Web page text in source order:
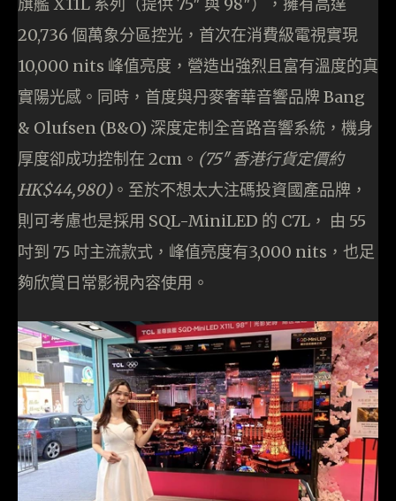
旗艦 X11L 系列（提供 75″ 與 98″），擁有高達
20,736 個萬象分區控光，首次在消費級電視實現
10,000 nits 峰值亮度，營造出強烈且富有溫度的真
實陽光感。同時，首度與丹麥奢華音響品牌 Bang
& Olufsen (B&O) 深度定制全音路音響系統，機身
厚度卻成功控制在 2cm。 (75″ 香港行貨定價約
HK$44,980)。至於不想太大注碼投資國產品牌，
則可考慮也是採用 SQL-MiniLED 的 C7L， 由 55
吋到 75 吋主流款式，峰值亮度有3,000 nits，也足
夠欣賞日常影視內容使用。